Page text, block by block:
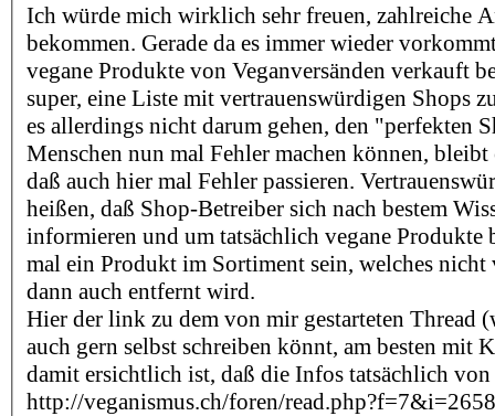
Ich würde mich wirklich sehr freuen, zahlreiche
bekommen. Gerade da es immer wieder
vegane Produkte von Veganversänden verkauft
super, eine Liste mit vertrauenswürdigen Shops
es allerdings nicht darum gehen, den "perfekten
Menschen nun mal Fehler machen können, bleibt
daß auch hier mal Fehler passieren.
heißen, daß Shop-Betreiber sich nach bestem
informieren und um tatsächlich vegane Produkte
mal ein Produkt im Sortiment sein, welches nicht
dann auch entfernt wird.
Hier der link zu dem von mir gestarteten Thread
auch gern selbst schreiben könnt, am besten mit
damit ersichtlich ist, daß die Infos tatsächlich von
http://veganismus.ch/foren/